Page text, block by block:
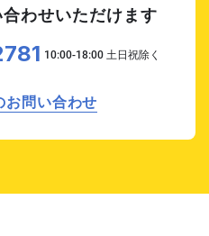
わせいただけます
お問い合わせ